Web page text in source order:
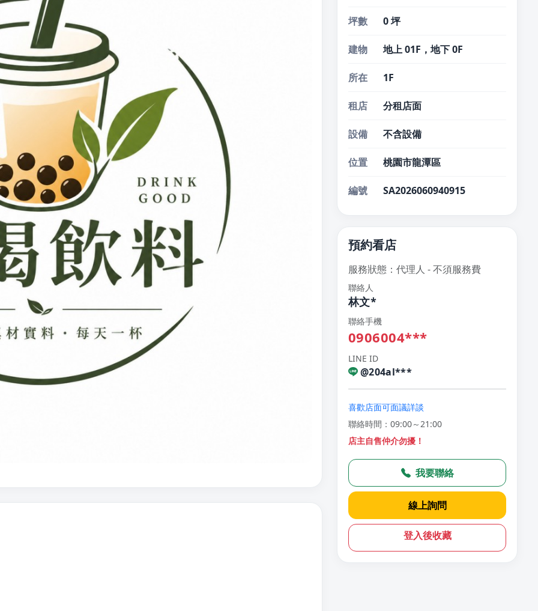
坪數 0 坪
建物 地上 01F，地下 0F
所在 1F
租店 分租店面
設備 不含設備
位置 桃園市龍潭區
編號 SA2026060940915
預約看店
服務狀態：代理人 - 不須服務費
聯絡人
林文*
聯絡手機
0906004***
LINE ID
@204al***
喜歡店面可面議詳談
聯絡時間：09:00～21:00
店主自售仲介勿擾！
我要聯絡
線上詢問
登入後收藏